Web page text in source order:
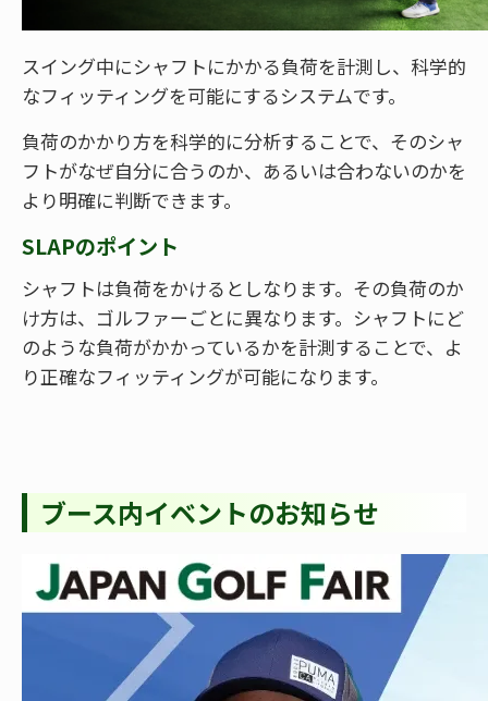
スイング中にシャフトにかかる負荷を計測し、科学的
なフィッティングを可能にするシステムです。
負荷のかかり方を科学的に分析することで、そのシャ
フトがなぜ自分に合うのか、あるいは合わないのかを
より明確に判断できます。
SLAPのポイント
シャフトは負荷をかけるとしなります。その負荷のか
け方は、ゴルファーごとに異なります。シャフトにど
のような負荷がかかっているかを計測することで、よ
り正確なフィッティングが可能になります。
ブース内イベントのお知らせ